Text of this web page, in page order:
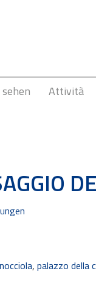
Attività
nocciola, palazzo della